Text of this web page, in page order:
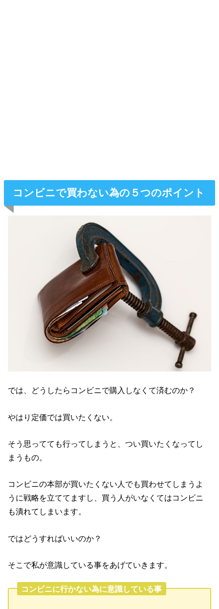
コンビニで買わない為の５つのポイント
では、どうしたらコンビニで購入しなくて済むのか？
やはり定価では買いたくない。
そう思ってても行ってしまうと、つい買いたくなってし
まうもの。
コンビニの本部が買いたくない人でも買わせてしまうよ
うに戦略を立ててますし、買う人がいなくてはコンビニ
も潰れてしまいます。
ではどうすればいいのか？
そこで私が意識している事をあげていきます。
コンビニに行かない為に意識している事